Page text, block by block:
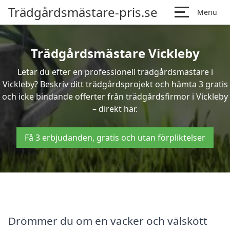
Trädgårdsmästare-pris.se Menu
Trädgårdsmästare Vickleby
Letar du efter en professionell trädgårdsmästare i
Vickleby? Beskriv ditt trädgårdsprojekt och hämta 3 gratis
och icke bindande offerter från trädgårdsfirmor i Vickleby
– direkt här.
Få 3 erbjudanden, gratis och utan förpliktelser
Drömmer du om en vacker och välskött